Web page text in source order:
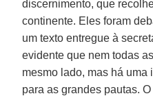
discernimento, que
continente. Eles foram
um texto entregue à
evidente que nem todas
mesmo lado, mas há
para as grandes pautas.